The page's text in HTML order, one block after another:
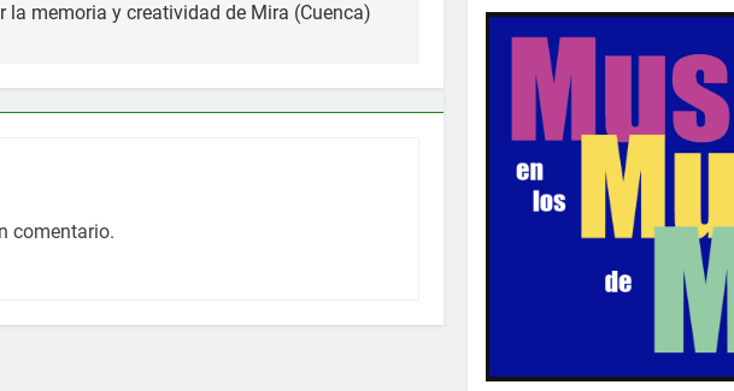
la memoria y creatividad de Mira (Cuenca)
comentario.